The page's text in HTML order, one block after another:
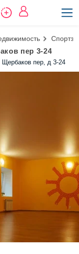
пер 3-24
Щербаков пер, д 3-24